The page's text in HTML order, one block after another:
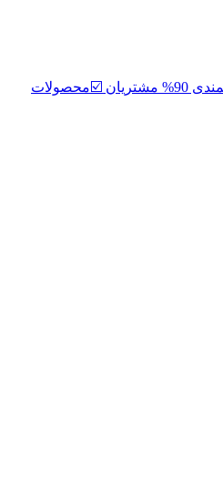
🧕هرکس اینجاست خیالش راحته،کمکش میکنم پوست پرتقالی و پرلک نداشته باشه مطمنا شماهم به پوست شفافت میرسی ☑️نماینده رسمی مجموعه عطارباشی ☑️رضایتمندی 90% مشتریان ☑️محصولات